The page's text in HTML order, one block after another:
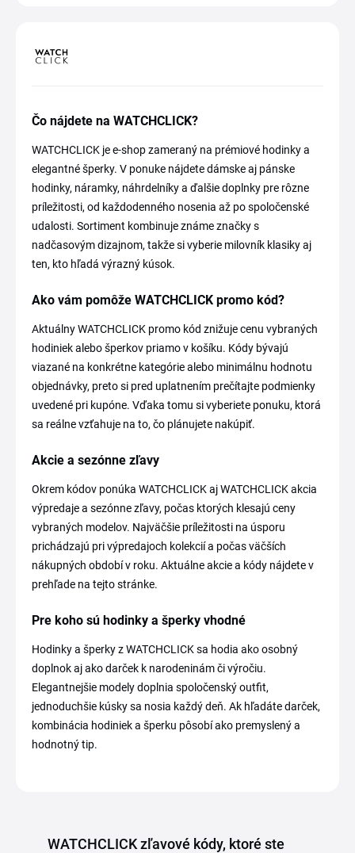
Čo nájdete na WATCHCLICK?
WATCHCLICK je e-shop zameraný na prémiové hodinky a
elegantné šperky. V ponuke nájdete dámske aj pánske
hodinky, náramky, náhrdelníky a ďalšie doplnky pre rôzne
príležitosti, od každodenného nosenia až po spoločenské
udalosti. Sortiment kombinuje známe značky s
nadčasovým dizajnom, takže si vyberie milovník klasiky aj
ten, kto hľadá výrazný kúsok.
Ako vám pomôže WATCHCLICK promo kód?
Aktuálny WATCHCLICK promo kód znižuje cenu vybraných
hodiniek alebo šperkov priamo v košíku. Kódy bývajú
viazané na konkrétne kategórie alebo minimálnu hodnotu
objednávky, preto si pred uplatnením prečítajte podmienky
uvedené pri kupóne. Vďaka tomu si vyberiete ponuku, ktorá
sa reálne vzťahuje na to, čo plánujete nakúpiť.
Akcie a sezónne zľavy
Okrem kódov ponúka WATCHCLICK aj WATCHCLICK akcia
výpredaje a sezónne zľavy, počas ktorých klesajú ceny
vybraných modelov. Najväčšie príležitosti na úsporu
prichádzajú pri výpredajoch kolekcií a počas väčších
nákupných období v roku. Aktuálne akcie a kódy nájdete v
prehľade na tejto stránke.
Pre koho sú hodinky a šperky vhodné
Hodinky a šperky z WATCHCLICK sa hodia ako osobný
doplnok aj ako darček k narodeninám či výročiu.
Elegantnejšie modely doplnia spoločenský outfit,
jednoduchšie kúsky sa nosia každý deň. Ak hľadáte darček,
kombinácia hodiniek a šperku pôsobí ako premyslený a
hodnotný tip.
WATCHCLICK zľavové kódy, ktoré ste